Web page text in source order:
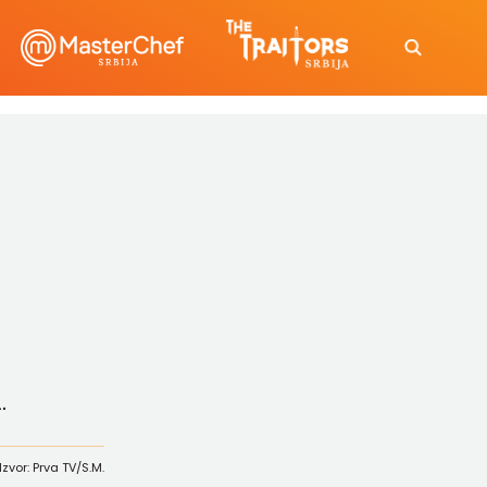
Izvor: Prva TV/S.M.